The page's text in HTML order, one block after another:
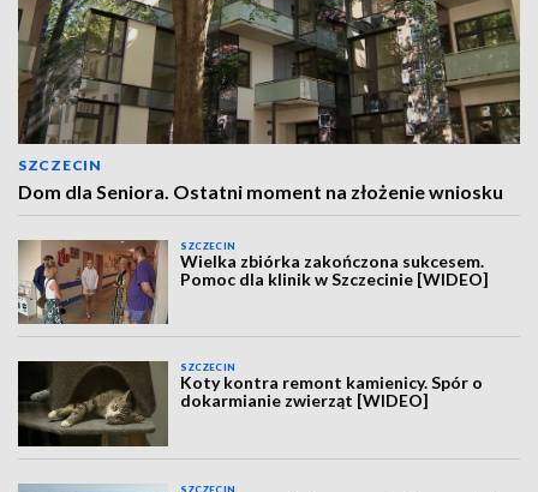
SZCZECIN
Dom dla Seniora. Ostatni moment na złożenie wniosku
SZCZECIN
Wielka zbiórka zakończona sukcesem.
Pomoc dla klinik w Szczecinie [WIDEO]
SZCZECIN
Koty kontra remont kamienicy. Spór o
dokarmianie zwierząt [WIDEO]
SZCZECIN